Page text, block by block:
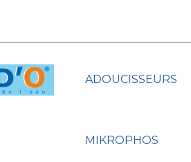
ADOUCISSEURS
MIKROPHOS